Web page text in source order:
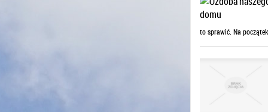
to sprawić. Na